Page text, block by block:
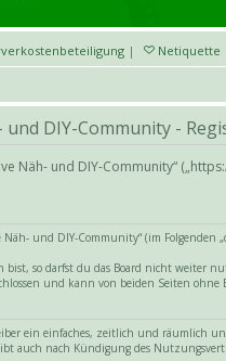
| Netiquette
DIY-Community -
Näh- und DIY-Community“
und DIY-Community“ (im Folgenden
so darfst du das Board nicht weiter
und kann von beiden Seiten
ein einfaches, zeitlich und räumlich
auch nach Kündigung des